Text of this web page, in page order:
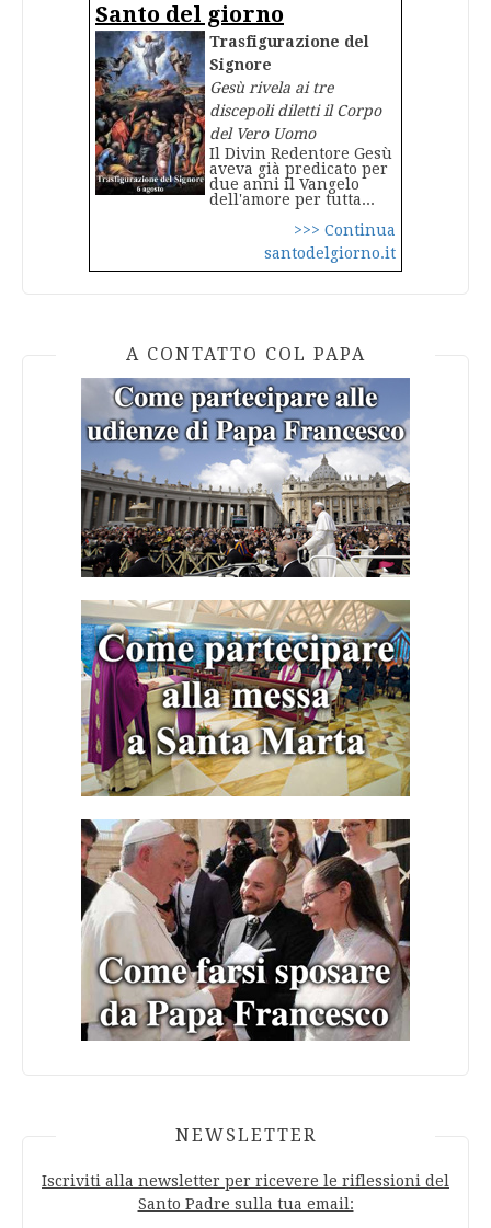
Santo del giorno
Trasfigurazione del
Signore
Gesù rivela ai tre
discepoli diletti il Corpo
del Vero Uomo
Il Divin Redentore Gesù
aveva già predicato per
due anni il Vangelo
dell'amore per tutta...
>>> Continua
santodelgiorno.it
A CONTATTO COL PAPA
NEWSLETTER
Iscriviti alla newsletter per ricevere le riflessioni del
Santo Padre sulla tua email: